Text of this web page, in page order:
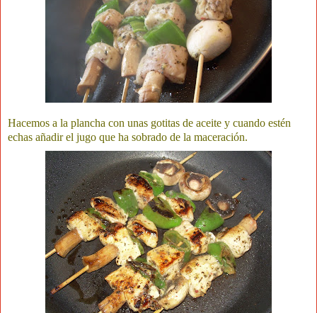
Hacemos a la plancha con unas gotitas de aceite y cuando estén
echas añadir el jugo que ha sobrado de la maceración.